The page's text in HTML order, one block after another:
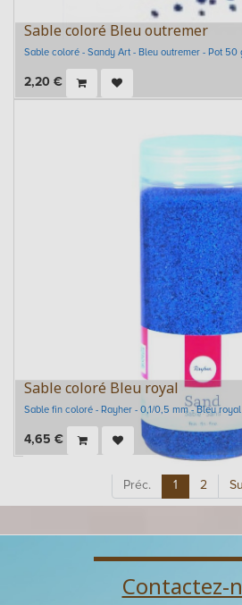
Sable coloré Bleu outremer
Sable coloré - Sandy Art - Bleu outremer - Pot 50
2,20 €
Sable coloré Bleu royal
Sable fin coloré - Rayher - 0,1/0,5 mm - Bleu
4,65 €
Préc. 1 2
Contactez-